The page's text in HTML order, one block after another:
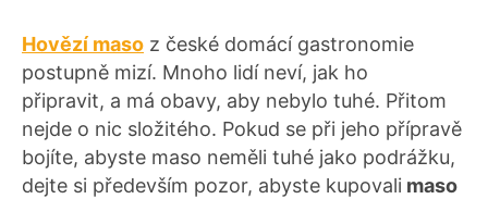
Hovězí maso z české domácí gastronomie
postupně mizí. Mnoho lidí neví, jak ho
připravit, a má obavy, aby nebylo tuhé. Přitom
nejde o nic složitého. Pokud se při jeho přípravě
bojíte, abyste maso neměli tuhé jako podrážku,
dejte si především pozor, abyste kupovali maso